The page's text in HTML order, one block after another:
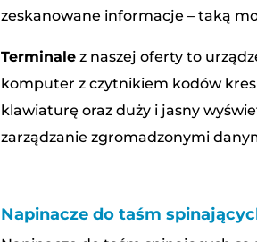
zeskanowane informacje – taką
Terminale z naszej oferty to
komputer z czytnikiem kodów
klawiaturę oraz duży i jasny
zarządzanie zgromadzonymi
Napinacze do taśm